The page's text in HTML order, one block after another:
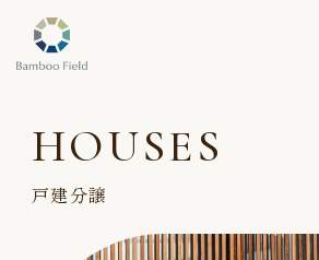
HOUSES
戸建分譲